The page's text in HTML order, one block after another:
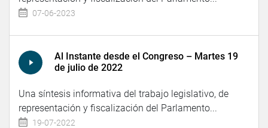
07-06-2023
Al Instante desde el Congreso – Martes 19
de julio de 2022
Una síntesis informativa del trabajo legislativo, de
representación y fiscalización del Parlamento...
19-07-2022